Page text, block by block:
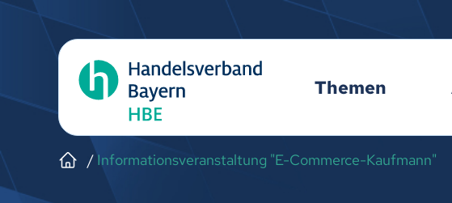
Themen
Informationsveranstaltung "E-Commerce-Kaufmann"